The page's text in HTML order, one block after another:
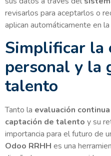
revisarlos para aceptarlos o
aplican automáticamente en
Simplificar la
personal y la
talento
Tanto la evaluación
captación de talento y su
importancia para el futuro de
Odoo RRHH es una